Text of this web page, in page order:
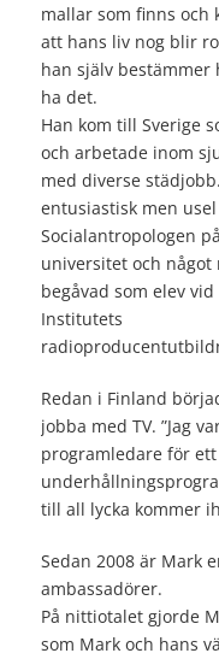
mallar som finns och
att hans liv nog blir
han själv bestämmer
ha det.
Han kom till Sverige
och arbetade inom
med diverse
entusiastisk men
Socialantropologen
universitet och något
begåvad som elev
Institutets
Redan i Finland
jobba med TV. ”Jag
programledare för ett
till all lycka kommer
Sedan 2008 är Mark
ambassadörer.
På nittiotalet gjorde
som Mark och hans